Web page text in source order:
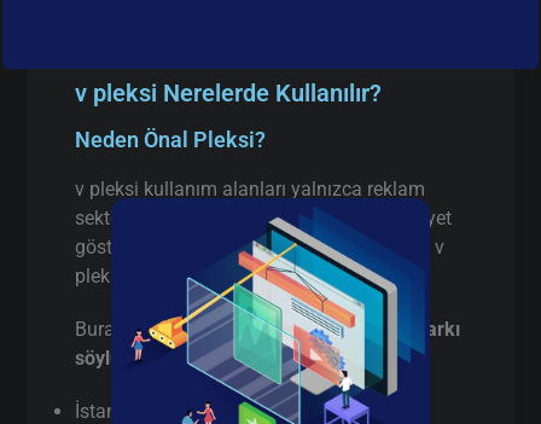
v pleksi Nerelerde Kullanılır?
Neden Önal Pleksi?
v pleksi kullanım alanları yalnızca reklam
sektörüyle sınırlı değildir. İstanbul’da faaliyet
gösteren birçok firma aşağıdaki alanlarda v
pleksi tercih etmektedir:
Burada pazarlama yapmıyorum,gerçek farkı
söylüyorum
İstanbul’da gerçek üretici(aracı değil)